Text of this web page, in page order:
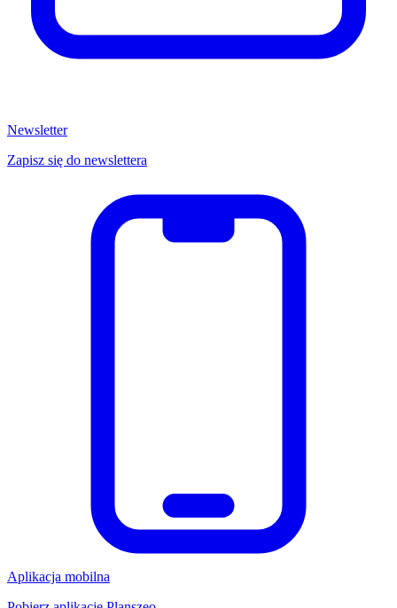
Newsletter
Zapisz się do newslettera
Aplikacja mobilna